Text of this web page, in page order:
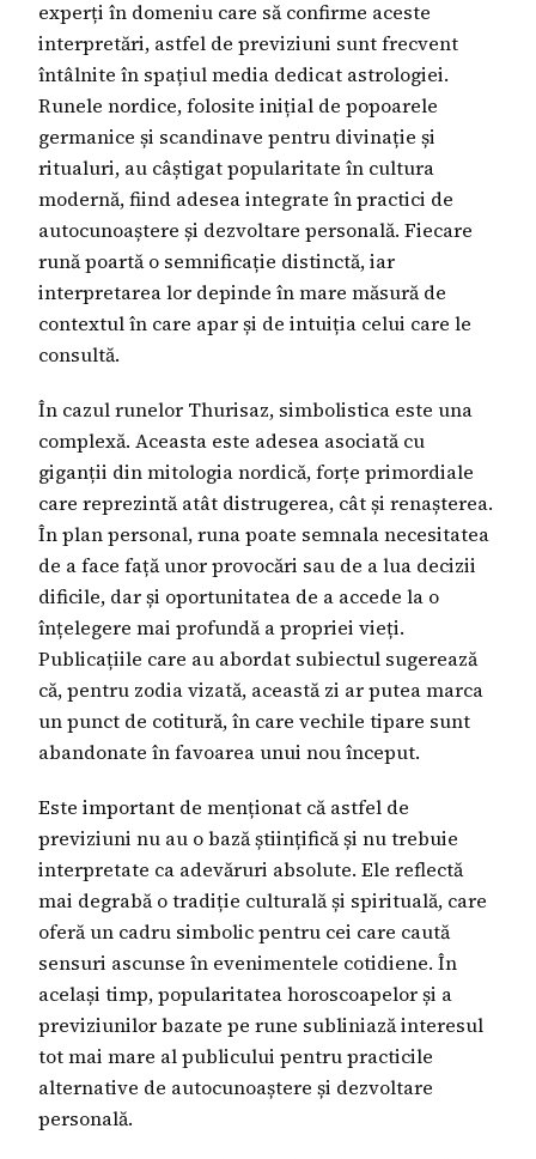
experți în domeniu care să confirme aceste
interpretări, astfel de previziuni sunt frecvent
întâlnite în spațiul media dedicat astrologiei.
Runele nordice, folosite inițial de popoarele
germanice și scandinave pentru divinație și
ritualuri, au câștigat popularitate în cultura
modernă, fiind adesea integrate în practici de
autocunoaștere și dezvoltare personală. Fiecare
rună poartă o semnificație distinctă, iar
interpretarea lor depinde în mare măsură de
contextul în care apar și de intuiția celui care le
consultă.
În cazul runelor Thurisaz, simbolistica este una
complexă. Aceasta este adesea asociată cu
giganții din mitologia nordică, forțe primordiale
care reprezintă atât distrugerea, cât și renașterea.
În plan personal, runa poate semnala necesitatea
de a face față unor provocări sau de a lua decizii
dificile, dar și oportunitatea de a accede la o
înțelegere mai profundă a propriei vieți.
Publicațiile care au abordat subiectul sugerează
că, pentru zodia vizată, această zi ar putea marca
un punct de cotitură, în care vechile tipare sunt
abandonate în favoarea unui nou început.
Este important de menționat că astfel de
previziuni nu au o bază științifică și nu trebuie
interpretate ca adevăruri absolute. Ele reflectă
mai degrabă o tradiție culturală și spirituală, care
oferă un cadru simbolic pentru cei care caută
sensuri ascunse în evenimentele cotidiene. În
același timp, popularitatea horoscoapelor și a
previziunilor bazate pe rune subliniază interesul
tot mai mare al publicului pentru practicile
alternative de autocunoaștere și dezvoltare
personală.